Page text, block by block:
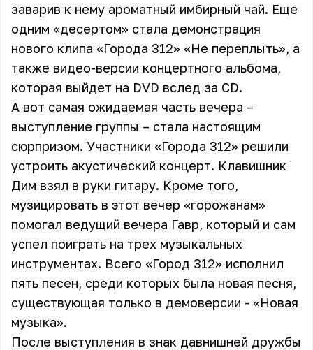
заварив к нему ароматный имбирный чай. Еще
одним «десертом» стала демонстрация
нового клипа «Города 312» «Не переплыть», а
также видео-версии концертного альбома,
которая выйдет на DVD вслед за СD.
А вот самая ожидаемая часть вечера –
выступление группы – стала настоящим
сюрпризом. Участники «Города 312» решили
устроить акустический концерт. Клавишник
Дим взял в руки гитару. Кроме того,
музицировать в этот вечер «горожанам»
помогал ведущий вечера Гавр, который и сам
успел поиграть на трех музыкальных
инструментах. Всего «Город 312» исполнил
пять песен, среди которых была новая песня,
существующая только в демоверсии - «Новая
музыка».
После выступления в знак давнишней дружбы